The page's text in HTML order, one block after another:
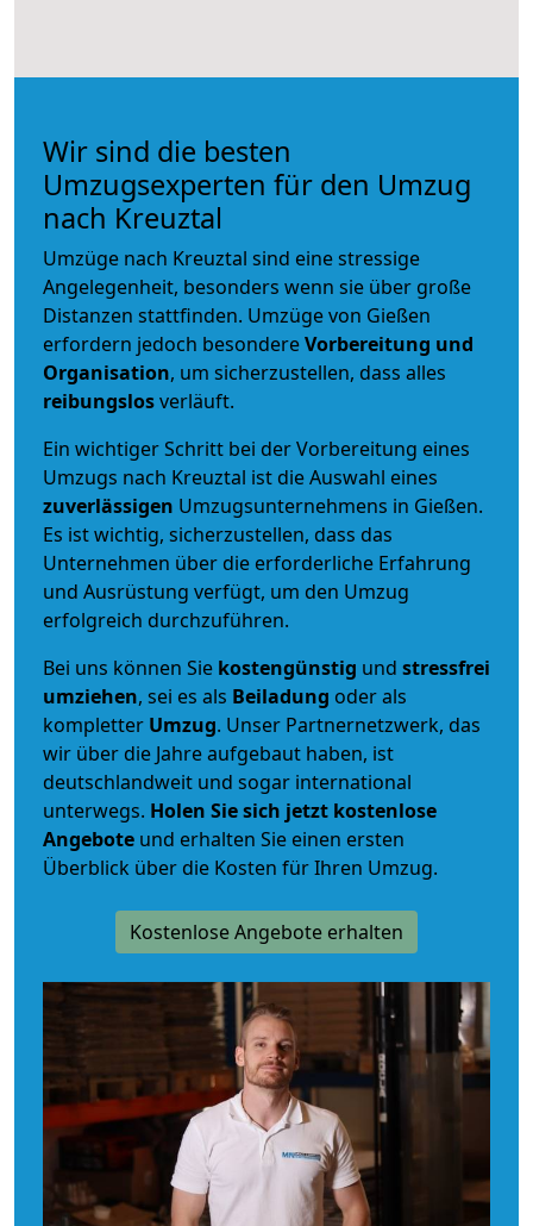
Wir sind die besten
Umzugsexperten für den Umzug
nach Kreuztal
Umzüge nach Kreuztal sind eine stressige
Angelegenheit, besonders wenn sie über große
Distanzen stattfinden. Umzüge von Gießen
erfordern jedoch besondereVorbereitung und
Organisation, um sicherzustellen, dass alles
reibungslosverläuft.
Ein wichtiger Schritt bei der Vorbereitung eines
Umzugs nach Kreuztal ist die Auswahl eines
zuverlässigen Umzugsunternehmens in Gießen.
Es ist wichtig, sicherzustellen, dass das
Unternehmen über die erforderliche Erfahrung
und Ausrüstung verfügt, um den Umzug
erfolgreich durchzuführen.
Bei uns können Sie kostengünstig und stressfrei
umziehen, sei es als Beiladung oder als
kompletter Umzug. Unser Partnernetzwerk, das
wir über die Jahre aufgebaut haben, ist
deutschlandweit und sogar international
unterwegs. Holen Sie sich jetzt kostenlose
Angebote und erhalten Sie einen ersten
Überblick über die Kosten für Ihren Umzug.
Kostenlose Angebote erhalten